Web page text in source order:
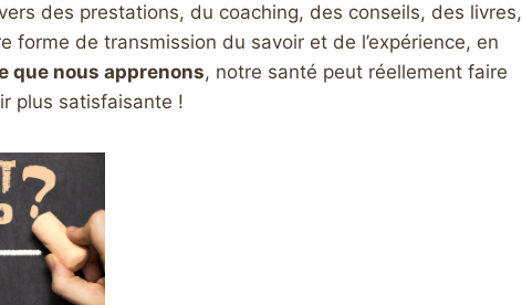
des prestations, du coaching, des conseils, des livres,
de transmission du savoir et de l’expérience, en
que nous apprenons, notre santé peut réellement faire
plus satisfaisante !